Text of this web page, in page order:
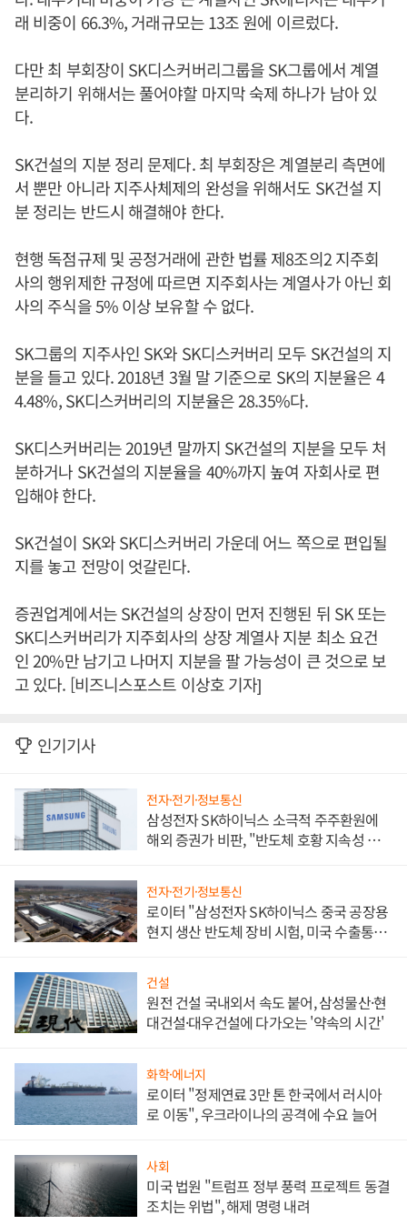
래 비중이 66.3%, 거래규모는 13조 원에 이르렀다.
다만 최 부회장이 SK디스커버리그룹을 SK그룹에서 계열
분리하기 위해서는 풀어야할 마지막 숙제 하나가 남아 있
다.
SK건설의 지분 정리 문제다. 최 부회장은 계열분리 측면에
서 뿐만 아니라 지주사체제의 완성을 위해서도 SK건설 지
분 정리는 반드시 해결해야 한다.
현행 독점규제 및 공정거래에 관한 법률 제8조의2 지주회
사의 행위제한 규정에 따르면 지주회사는 계열사가 아닌 회
사의 주식을 5% 이상 보유할 수 없다.
SK그룹의 지주사인 SK와 SK디스커버리 모두 SK건설의 지
분을 들고 있다. 2018년 3월 말 기준으로 SK의 지분율은 4
4.48%, SK디스커버리의 지분율은 28.35%다.
SK디스커버리는 2019년 말까지 SK건설의 지분을 모두 처
분하거나 SK건설의 지분율을 40%까지 높여 자회사로 편
입해야 한다.
SK건설이 SK와 SK디스커버리 가운데 어느 쪽으로 편입될
지를 놓고 전망이 엇갈린다.
증권업계에서는 SK건설의 상장이 먼저 진행된 뒤 SK 또는
SK디스커버리가 지주회사의 상장 계열사 지분 최소 요건
인 20%만 남기고 나머지 지분을 팔 가능성이 큰 것으로 보
고 있다. [비즈니스포스트 이상호 기자]
인기기사
전자·전기·정보통신
삼성전자 SK하이닉스 소극적 주주환원에
해외 증권가 비판, "반도체 호황 지속성 의
전자·전기·정보통신
로이터 "삼성전자 SK하이닉스 중국 공장용
현지 생산 반도체 장비 시험, 미국 수출통제
건설
원전 건설 국내외서 속도 붙어, 삼성물산·현
대건설·대우건설에 다가오는 '약속의 시간'
화학·에너지
로이터 "정제연료 3만 톤 한국에서 러시아
로 이동", 우크라이나의 공격에 수요 늘어
사회
미국 법원 "트럼프 정부 풍력 프로젝트 동결
조치는 위법", 해제 명령 내려